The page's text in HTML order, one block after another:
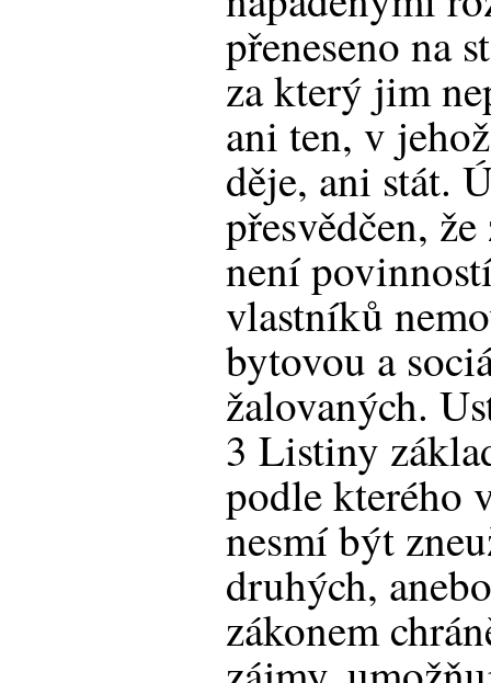
přeneseno na
za který jim
ani ten, v
děje, ani stát.
přesvědčen,
není
vlastníků
bytovou a
žalovaných.
3 Listiny
podle kterého
nesmí být
druhých,
zákonem